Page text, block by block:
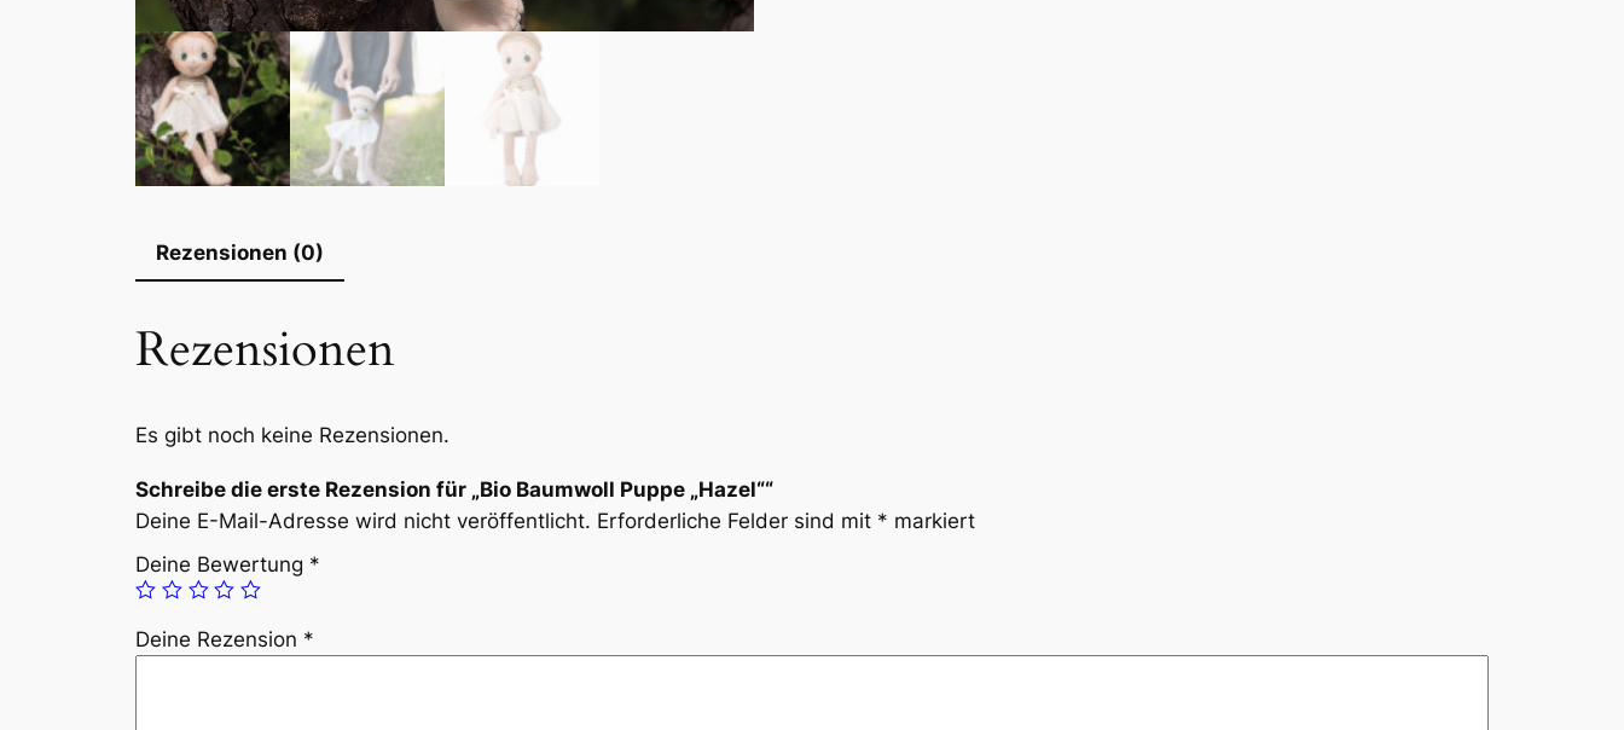
Rezensionen (0)
Rezensionen
Es gibt noch keine Rezensionen.
Schreibe die erste Rezension für „Bio Baumwoll Puppe „Hazel““
Deine E-Mail-Adresse wird nicht veröffentlicht. Erforderliche Felder sind mit * markiert
Deine Bewertung *
Deine Rezension *